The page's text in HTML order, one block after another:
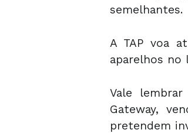
semelhantes.
A TAP voa
aparelhos no
Vale
Gateway,
pretendem